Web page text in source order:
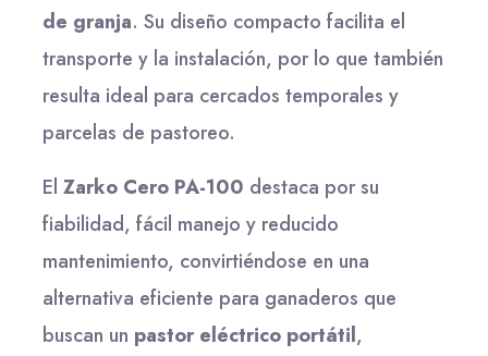
de granja. Su diseño compacto facilita el
transporte y la instalación, por lo que también
resulta ideal para cercados temporales y
parcelas de pastoreo.
El Zarko Cero PA-100 destaca por su
fiabilidad, fácil manejo y reducido
mantenimiento, convirtiéndose en una
alternativa eficiente para ganaderos que
buscan un pastor eléctrico portátil,